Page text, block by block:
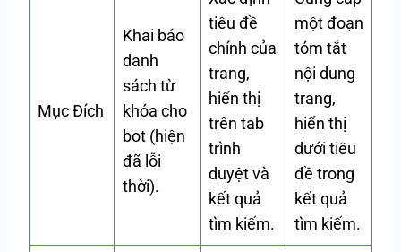
Mục Đích
Khai báo
danh
sách từ
khóa cho
bot (hiện
đã lỗi
thời).
tiêu đề
chính của
trang,
hiển thị
trên tab
trình
duyệt và
kết quả
tìm kiếm.
một đoạn
tóm tắt
nội dung
trang,
hiển thị
dưới tiêu
đề trong
kết quả
tìm kiếm.